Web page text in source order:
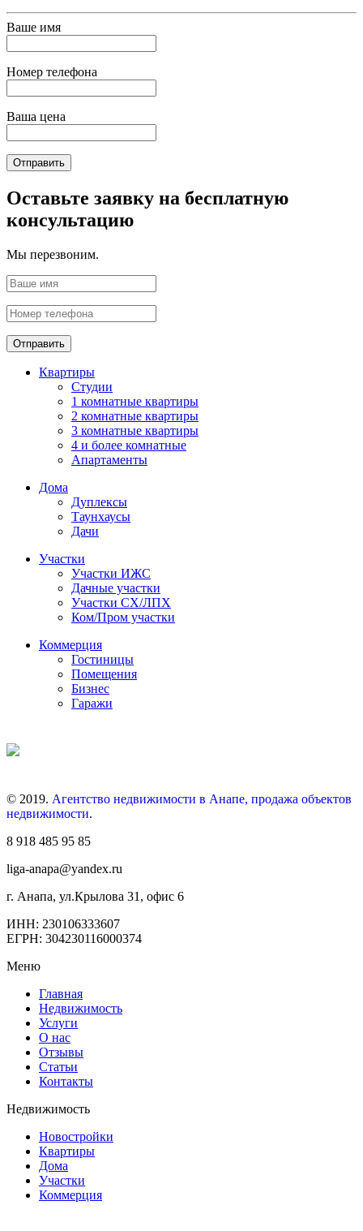
Ваше имя
Номер телефона
Ваша цена
Отправить
Оставьте заявку на бесплатную
консультацию
Мы перезвоним.
Отправить
Квартиры
Студии
1 комнатные квартиры
2 комнатные квартиры
3 комнатные квартиры
4 и более комнатные
Апартаменты
Дома
Дуплексы
Таунхаусы
Дачи
Участки
Участки ИЖС
Дачные участки
Участки СХ/ЛПХ
Ком/Пром участки
Коммерция
Гостиницы
Помещения
Бизнес
Гаражи
© 2019. Агентство недвижимости в Анапе, продажа объектов
недвижимости.
8 918 485 95 85
liga-anapa@yandex.ru
г. Анапа, ул.Крылова 31, офис 6
ИНН: 230106333607
ЕГРН: 304230116000374
Меню
Главная
Недвижимость
Услуги
О нас
Отзывы
Статьи
Контакты
Недвижимость
Новостройки
Квартиры
Дома
Участки
Коммерция